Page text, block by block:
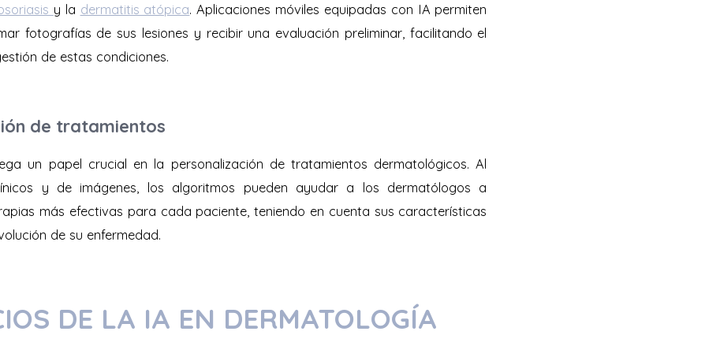
y la dermatitis atópica. Aplicaciones móviles equipadas con IA permiten
fotografías de sus lesiones y recibir una evaluación preliminar, facilitando el
de estas condiciones.
de tratamientos
un papel crucial en la personalización de tratamientos dermatológicos. Al
y de imágenes, los algoritmos pueden ayudar a los dermatólogos a
más efectivas para cada paciente, teniendo en cuenta sus características
de su enfermedad.
DE LA IA EN DERMATOLOGÍA